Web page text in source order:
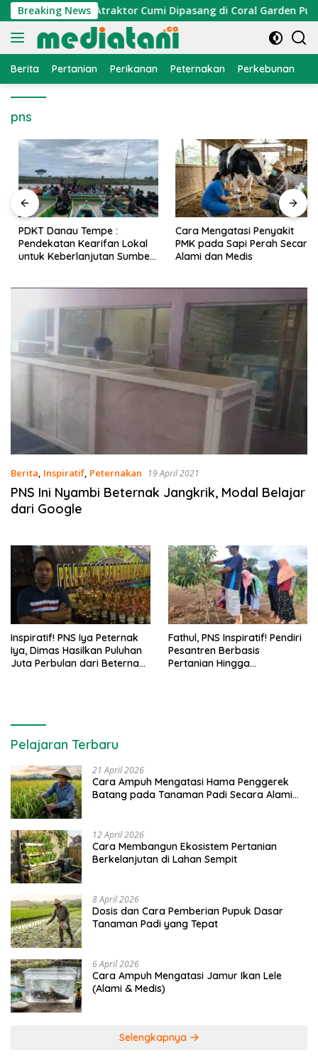
Langsung
ke
konten
Breaking News
Nelayan, Atraktor Cumi Dipasang di Coral Garden Pulau
Berita Pertanian Perikanan Peternakan Perkebunan
pns
PDKT Danau Tempe :
Pendekatan Kearifan Lokal
untuk Keberlanjutan Sumber
Cara Mengatasi Penyakit
PMK pada Sapi Perah Secara
Alami dan Medis
Berita, Inspiratif, Peternakan 19 April 2021
PNS Ini Nyambi Beternak Jangkrik, Modal Belajar
dari Google
Inspiratif! PNS Iya Peternak
Iya, Dimas Hasilkan Puluhan
Juta Perbulan dari Beternak
Fathul, PNS Inspiratif! Pendiri
Pesantren Berbasis
Pertanian Hingga
Pelajaran Terbaru
21 April 2026
Cara Ampuh Mengatasi Hama Penggerek
Batang pada Tanaman Padi Secara Alami
12 April 2026
Cara Membangun Ekosistem Pertanian
Berkelanjutan di Lahan Sempit
8 April 2026
Dosis dan Cara Pemberian Pupuk Dasar
Tanaman Padi yang Tepat
6 April 2026
Cara Ampuh Mengatasi Jamur Ikan Lele
(Alami & Medis)
Selengkapnya